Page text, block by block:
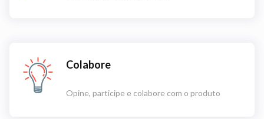
Colabore
Opine, participe e colabore com o produto